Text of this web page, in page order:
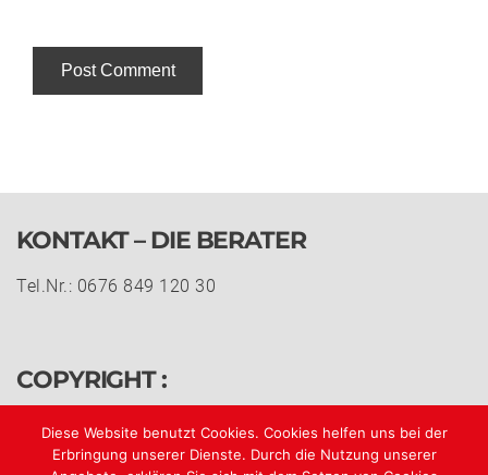
KONTAKT – DIE BERATER
Tel.Nr.: 0676 849 120 30
COPYRIGHT :
© h&n 2018 all rights reserved.
Diese Website benutzt Cookies. Cookies helfen uns bei der
Erbringung unserer Dienste. Durch die Nutzung unserer